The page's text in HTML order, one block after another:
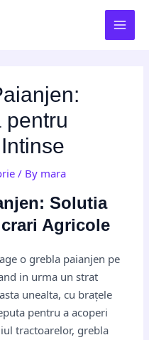
pentru
/ By mara
Solutia
Agricole
o grebla paianjen pe
in urma un strat
unealta, cu brațele
pentru a acoperi
tractoarelor, grebla